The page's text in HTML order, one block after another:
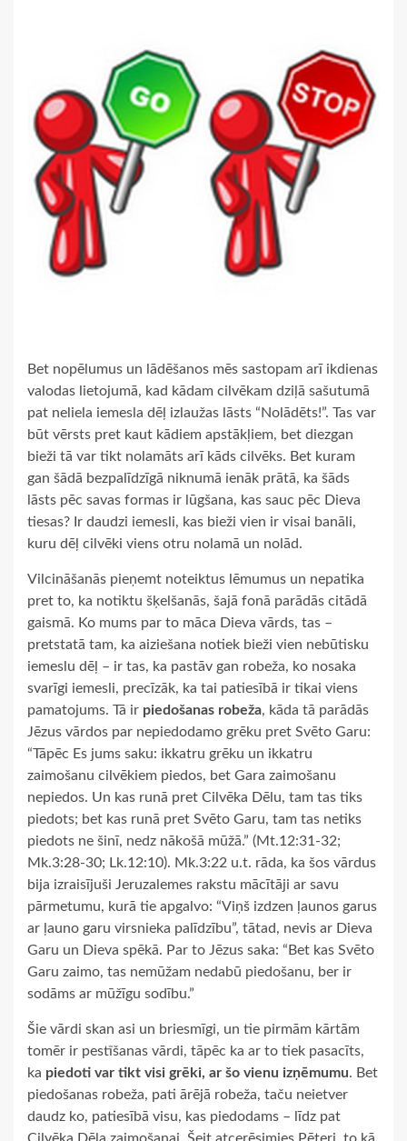
Bet nopēlumus un lādēšanos mēs sastopam arī ikdienas
valodas lietojumā, kad kādam cilvēkam dziļā sašutumā
pat neliela iemesla dēļ izlaužas lāsts “Nolādēts!”. Tas var
būt vērsts pret kaut kādiem apstākļiem, bet diezgan
bieži tā var tikt nolamāts arī kāds cilvēks. Bet kuram
gan šādā bezpalīdzīgā niknumā ienāk prātā, ka šāds
lāsts pēc savas formas ir lūgšana, kas sauc pēc Dieva
tiesas? Ir daudzi iemesli, kas bieži vien ir visai banāli,
kuru dēļ cilvēki viens otru nolamā un nolād.
Vilcināšanās pieņemt noteiktus lēmumus un nepatika
pret to, ka notiktu šķelšanās, šajā fonā parādās citādā
gaismā. Ko mums par to māca Dieva vārds, tas –
pretstatā tam, ka aiziešana notiek bieži vien nebūtisku
iemeslu dēļ – ir tas, ka pastāv gan robeža, ko nosaka
svarīgi iemesli, precīzāk, ka tai patiesībā ir tikai viens
pamatojums. Tā ir piedošanas robeža, kāda tā parādās
Jēzus vārdos par nepiedodamo grēku pret Svēto Garu:
“Tāpēc Es jums saku: ikkatru grēku un ikkatru
zaimošanu cilvēkiem piedos, bet Gara zaimošanu
nepiedos. Un kas runā pret Cilvēka Dēlu, tam tas tiks
piedots; bet kas runā pret Svēto Garu, tam tas netiks
piedots ne šinī, nedz nākošā mūžā.” (Mt.12:31-32;
Mk.3:28-30; Lk.12:10). Mk.3:22 u.t. rāda, ka šos vārdus
bija izraisījuši Jeruzalemes rakstu mācītāji ar savu
pārmetumu, kurā tie apgalvo: “Viņš izdzen ļaunos garus
ar ļauno garu virsnieka palīdzību”, tātad, nevis ar Dieva
Garu un Dieva spēkā. Par to Jēzus saka: “Bet kas Svēto
Garu zaimo, tas nemūžam nedabū piedošanu, ber ir
sodāms ar mūžīgu sodību.”
Šie vārdi skan asi un briesmīgi, un tie pirmām kārtām
tomēr ir pestīšanas vārdi, tāpēc ka ar to tiek pasacīts,
ka piedoti var tikt visi grēki, ar šo vienu izņēmumu. Bet
piedošanas robeža, pati ārējā robeža, taču neietver
daudz ko, patiesībā visu, kas piedodams – līdz pat
Cilvēka Dēla zaimošanai. Šeit atcerēsimies Pēteri, to kā